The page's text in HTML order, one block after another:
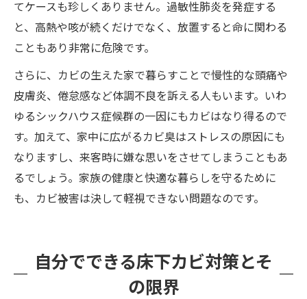
てケースも珍しくありません。過敏性肺炎を発症する
と、高熱や咳が続くだけでなく、放置すると命に関わる
こともあり非常に危険です。
さらに、カビの生えた家で暮らすことで慢性的な頭痛や
皮膚炎、倦怠感など体調不良を訴える人もいます。いわ
ゆるシックハウス症候群の一因にもカビはなり得るので
す。加えて、家中に広がるカビ臭はストレスの原因にも
なりますし、来客時に嫌な思いをさせてしまうこともあ
るでしょう。家族の健康と快適な暮らしを守るために
も、カビ被害は決して軽視できない問題なのです。
自分でできる床下カビ対策とそ
の限界